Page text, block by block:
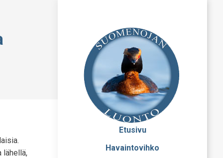
Etusivu
Havaintovihko
lähellä,